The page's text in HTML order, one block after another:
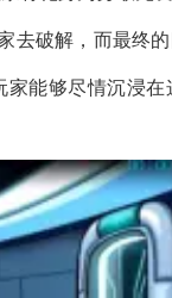
去破解，而最终
能够尽情沉浸